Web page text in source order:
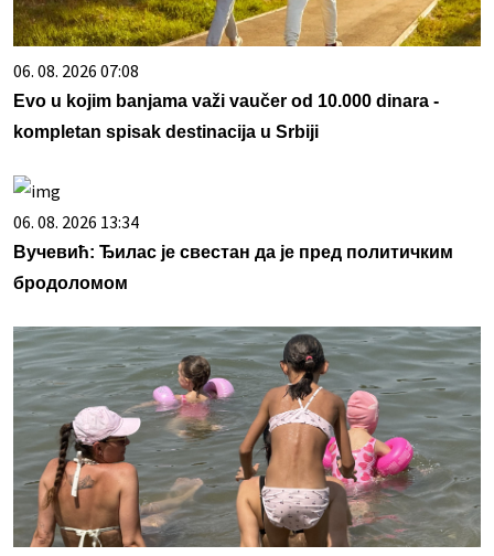
06. 08. 2026 07:08
Evo u kojim banjama važi vaučer od 10.000 dinara -
kompletan spisak destinacija u Srbiji
06. 08. 2026 13:34
Вучевић: Ђилас је свестан да је пред политичким
бродоломом